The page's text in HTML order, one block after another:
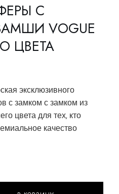
С
VOGUE
ЦВЕТА
эксклюзивного
с замком с замком из
цвета для тех, кто
качество